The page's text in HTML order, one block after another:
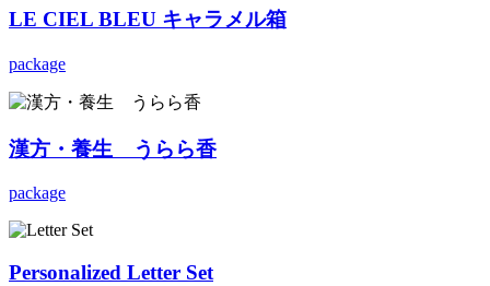
LE CIEL BLEU キャラメル箱
package
漢方・養生 うらら香
package
Personalized Letter Set